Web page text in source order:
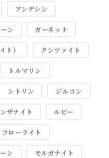
アンデシン
ン ガーネット
ト） クンツァイト
トルマリン
シトリン ジルコン
ザナイト ルビー
フローライト
ン モルガナイト